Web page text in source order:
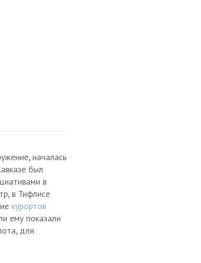
листок». № 3 за 1851 год
началась
был
в
в Тифлисе
курортов
ему показали
для